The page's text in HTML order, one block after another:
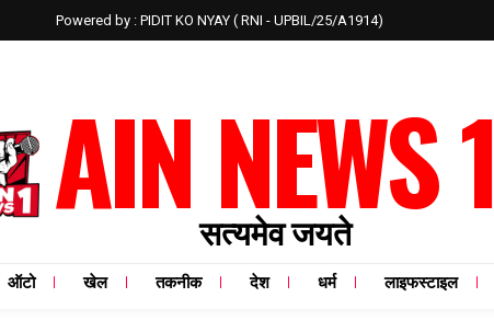
Powered by : PIDIT KO NYAY ( RNI - UPBIL/25/A1914)
AIN NEWS 1
सत्यमेव जयते
ऑटो खेल तकनीक देश धर्म लाइफस्टाइल